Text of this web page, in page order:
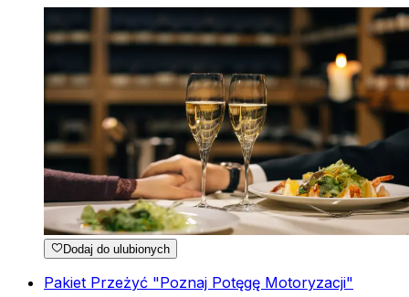
Dodaj do ulubionych
Pakiet Przeżyć "Poznaj Potęgę Motoryzacji"